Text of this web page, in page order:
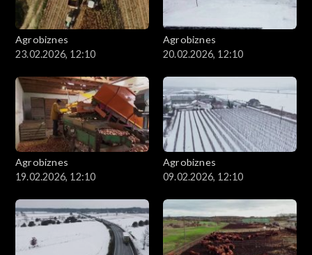
Agrobiznes
23.02.2026, 12:10
Agrobiznes
20.02.2026, 12:10
Agrobiznes
19.02.2026, 12:10
Agrobiznes
09.02.2026, 12:10